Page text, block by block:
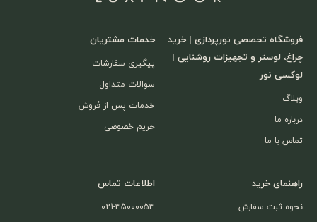
فروشگاه تخصصی نورپردازی | خرید
چراغ، لوستر و تجهیزات روشنایی |
لوکسی نور
وبلاگ
درباره ما
تماس با ما
خدمات مشتریان
پیگیری سفارشات
سوالات متداول
خدمات پس از فروش
حریم خصوصی
راهنمای خرید
نحوه ثبت سفارش
اطلاعات تماس
021-35000053